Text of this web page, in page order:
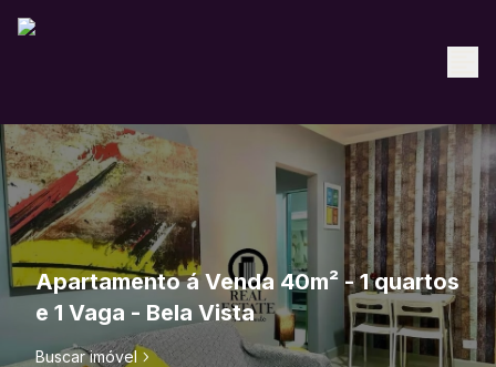
Apartamento á Venda 40m² - 1 quartos
e 1 Vaga - Bela Vista
Buscar imóvel